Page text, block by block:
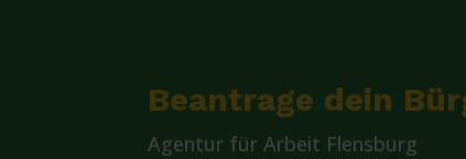
Beantrage dein
Agentur für Arbeit Flensburg